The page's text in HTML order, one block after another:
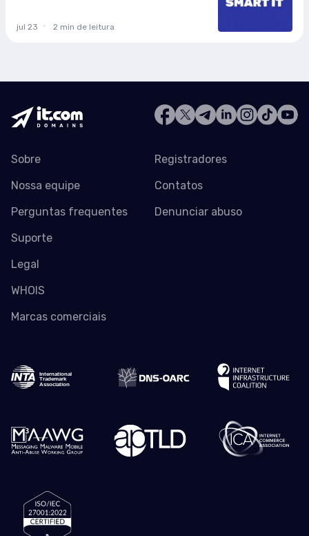
jul 23 2 min de leitura
Sobre
Nossa equipe
Perguntas frequentes
Suporte
Legal
WHOIS
Marcas comerciais
Registradores
Contatos
Denunciar abuso